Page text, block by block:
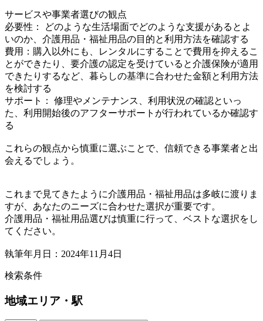
サービスや事業者選びの観点
必要性： どのような生活場面でどのような支援があるとよ
いのか、介護用品・福祉用品の目的と利用方法を確認する
費用：購入以外にも、レンタルにすることで費用を抑えるこ
とができたり、要介護の認定を受けていると介護保険が適用
できたりするなど、暮らしの基準に合わせた金額と利用方法
を検討する
サポート： 修理やメンテナンス、利用状況の確認といっ
た、利用開始後のアフターサポートが行われているか確認す
る
これらの観点から慎重に選ぶことで、信頼できる事業者と出
会えるでしょう。
これまで見てきたように介護用品・福祉用品は多岐に渡りま
すが、あなたのニーズに合わせた選択が重要です。
介護用品・福祉用品選びは慎重に行って、ベストな選択をし
てください。
執筆年月日：2024年11月4日
検索条件
地域エリア・駅